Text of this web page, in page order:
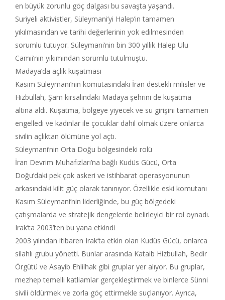
en büyük zorunlu göç dalgası bu savaşta yaşandı.
Suriyeli aktivistler, Süleymani’yi Halep’in tamamen
yıkılmasından ve tarihi değerlerinin yok edilmesinden
sorumlu tutuyor. Süleymani’nin bin 300 yıllık Halep Ulu
Camii’nin yıkımından sorumlu tutulmuştu.
Madaya’da açlık kuşatması
Kasım Süleymani’nin komutasındaki İran destekli milisler ve
Hizbullah, Şam kırsalındaki Madaya şehrini de kuşatma
altına aldı. Kuşatma, bölgeye yiyecek ve su girişini tamamen
engelledi ve kadınlar ile çocuklar dahil olmak üzere onlarca
sivilin açlıktan ölümüne yol açtı.
Süleymani’nin Orta Doğu bölgesindeki rolü
İran Devrim Muhafızları’na bağlı Kudüs Gücü, Orta
Doğu’daki pek çok askeri ve istihbarat operasyonunun
arkasındaki kilit güç olarak tanınıyor. Özellikle eski komutanı
Kasım Süleymani’nin liderliğinde, bu güç bölgedeki
çatışmalarda ve stratejik dengelerde belirleyici bir rol oynadı.
Irak’ta 2003’ten bu yana etkindi
2003 yılından itibaren Irak’ta etkin olan Kudüs Gücü, onlarca
silahlı grubu yönetti. Bunlar arasında Kataib Hizbullah, Bedir
Örgütü ve Asayib Ehlilhak gibi gruplar yer alıyor. Bu gruplar,
mezhep temelli katliamlar gerçekleştirmek ve binlerce Sünni
sivili öldürmek ve zorla göç ettirmekle suçlanıyor. Ayrıca,